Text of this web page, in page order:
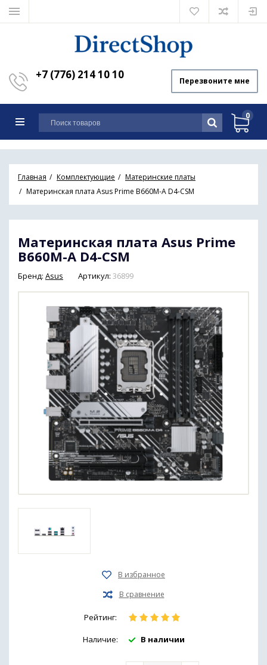
+7 (776) 214 10 10 Перезвоните мне
0
Главная Комплектующие
Материнские платы
Материнская плата Asus Prime B660M-A D4-CSM
Материнская плата Asus Prime
B660M-A D4-CSM
Бренд: Asus Артикул: 36899
Рейтинг:
Наличие: В наличии